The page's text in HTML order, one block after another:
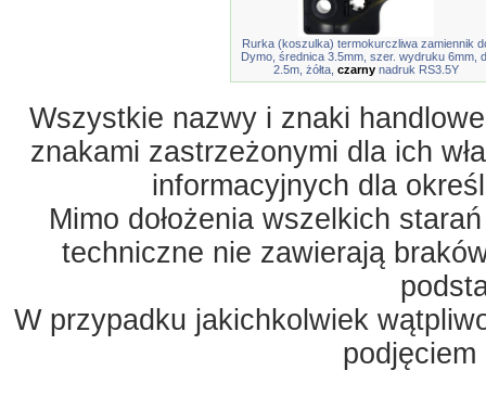
Rurka (koszulka) termokurczliwa zamiennik
Dymo, średnica 3.5mm, szer. wydruku 6mm,
2.5m, żółta, czarny nadruk RS3.5Y
Wszystkie nazwy i znaki
znakami zastrzeżonymi dla ich
informacyjnych dla
Mimo dołożenia wszelkich
techniczne nie zawierają
W przypadku jakichkolwiek